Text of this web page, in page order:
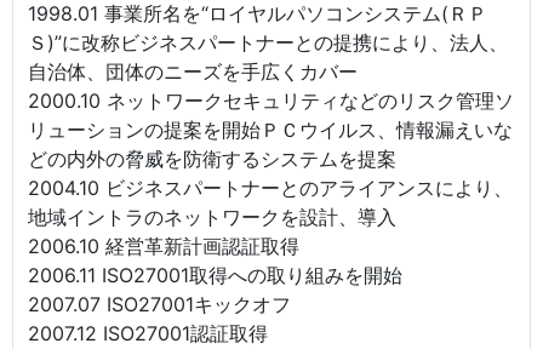
1998.01 事業所名を“ロイヤルパソコンシステム(ＲＰ
Ｓ)”に改称ビジネスパートナーとの提携により、法人、
自治体、団体のニーズを手広くカバー
2000.10 ネットワークセキュリティなどのリスク管理ソ
リューションの提案を開始ＰＣウイルス、情報漏えいな
どの内外の脅威を防衛するシステムを提案
2004.10 ビジネスパートナーとのアライアンスにより、
地域イントラのネットワークを設計、導入
2006.10 経営革新計画認証取得
2006.11 ISO27001取得への取り組みを開始
2007.07 ISO27001キックオフ
2007.12 ISO27001認証取得